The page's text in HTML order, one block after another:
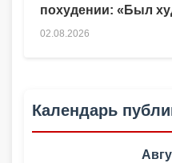
похудении: «Был
02.08.2026
Календарь